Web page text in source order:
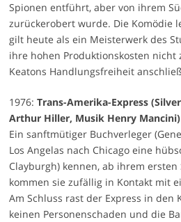
Spionen entführt, aber von ihrem
zurückerobert wurde. Die Komödie
gilt heute als ein Meisterwerk des
ihre hohen Produktionskosten nicht
Keatons Handlungsfreiheit
1976: Trans-Amerika-Express
Arthur Hiller, Musik Henry Mancini)
Ein sanftmütiger Buchverleger
Los Angelas nach Chicago eine
Clayburgh) kennen, ab ihrem
kommen sie zufällig in Kontakt mit
Am Schluss rast der Express in den
keinen Personenschaden und die